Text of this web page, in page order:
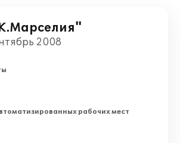
2008
рабочих мест